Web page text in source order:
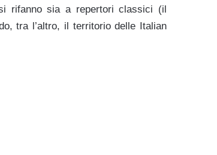
rifanno sia a repertori classici (il
tra l’altro, il territorio delle Italian